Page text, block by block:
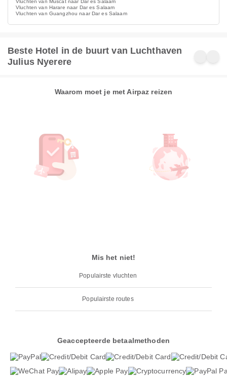
Vluchten van Muscat naar Dar es Salaam
Vluchten van Harare naar Dar es Salaam
Vluchten van Guangzhou naar Dar es Salaam
Beste Hotel in de buurt van Luchthaven
Julius Nyerere
Waarom moet je met Airpaz reizen
Mis het niet!
Populairste vluchten
Populairste routes
Geaccepteerde betaalmethoden